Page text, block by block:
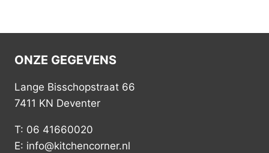
ONZE GEGEVENS
Lange Bisschopstraat 66
7411 KN Deventer
T: 06 41660020
E: info@kitchencorner.nl